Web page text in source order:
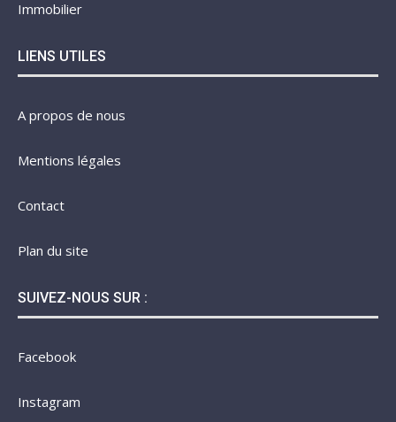
Immobilier
LIENS UTILES
A propos de nous
Mentions légales
Contact
Plan du site
SUIVEZ-NOUS SUR :
Facebook
Instagram